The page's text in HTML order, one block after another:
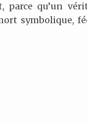
qu’un
symbolique,